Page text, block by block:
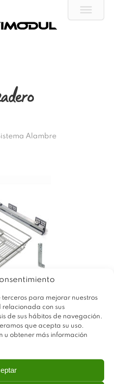
para mejorar nuestros
relacionada con sus
de sus hábitos de navegación.
que acepta su uso.
u obtener más información
Alambre